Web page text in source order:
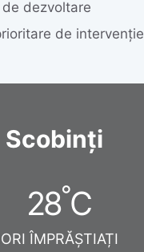
de dezvoltare
de intervenție
Scobinți
28°C
ÎMPRĂȘTIAȚI